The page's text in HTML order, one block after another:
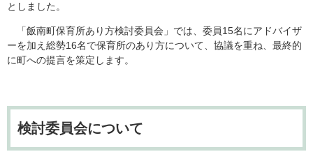
としました。
​ 「飯南町保育所あり方検討委員会」では、委員15名にアドバイザ
ーを加え総勢16名で保育所のあり方について、協議を重ね、最終的
に町への提言を策定します。
検討委員会について